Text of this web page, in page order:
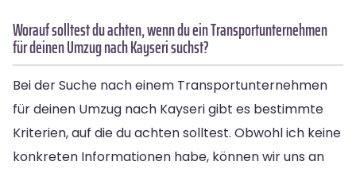
Worauf solltest du achten, wenn du ein Transportunternehmen
für deinen Umzug nach Kayseri suchst?
Bei der Suche nach einem Transportunternehmen
für deinen Umzug nach Kayseri gibt es bestimmte
Kriterien, auf die du achten solltest. Obwohl ich keine
konkreten Informationen habe, können wir uns an